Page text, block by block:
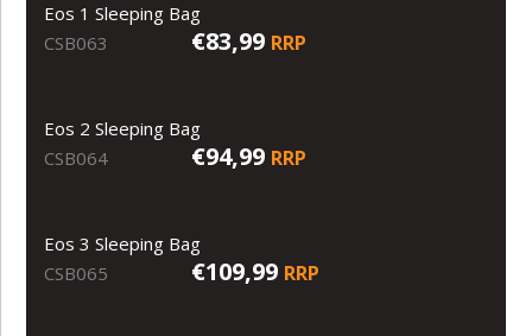
Eos 1 Sleeping Bag
CSB063
€83,99 RRP
Eos 2 Sleeping Bag
CSB064
€94,99 RRP
Eos 3 Sleeping Bag
CSB065
€109,99 RRP